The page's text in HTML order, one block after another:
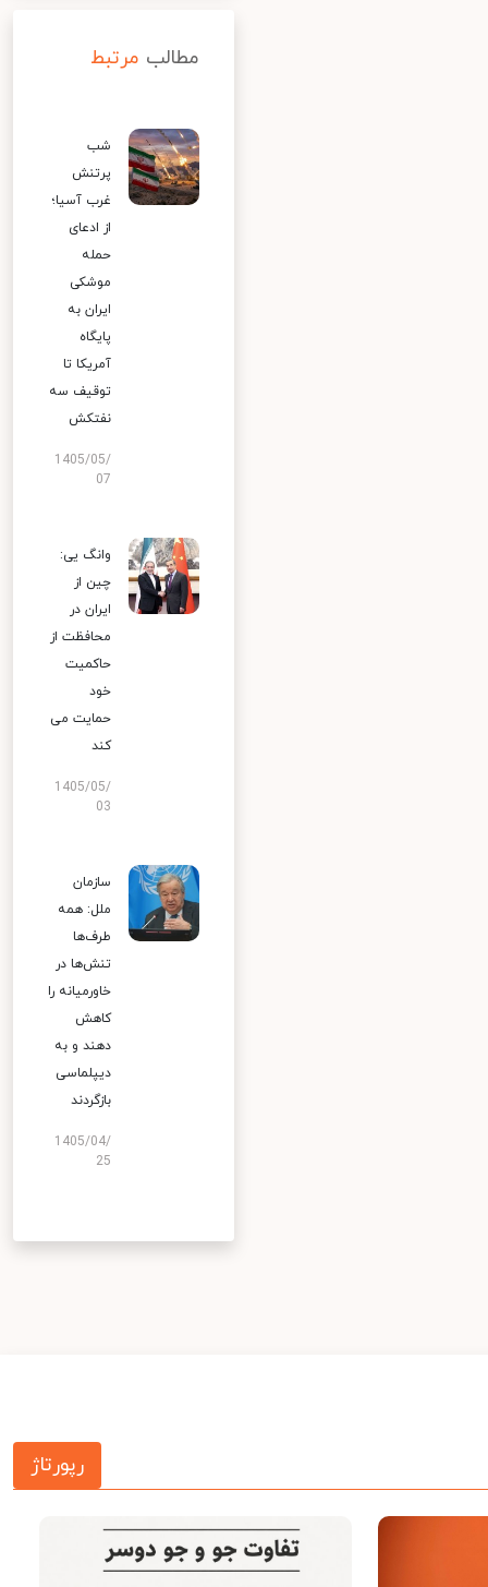
مطالب مرتبط
شب
پرتنش
غرب آسیا؛
از ادعای
حمله
موشکی
ایران به
پایگاه
آمریکا تا
توقیف سه
نفتکش
1405/05/
07
وانگ یی:
چین از
ایران در
محافظت از
حاکمیت
خود
حمایت می
کند
1405/05/
03
سازمان
ملل: همه
طرف‌ها
تنش‌ها در
خاورمیانه را
کاهش
دهند و به
دیپلماسی
بازگردند
1405/04/
25
رپورتاژ